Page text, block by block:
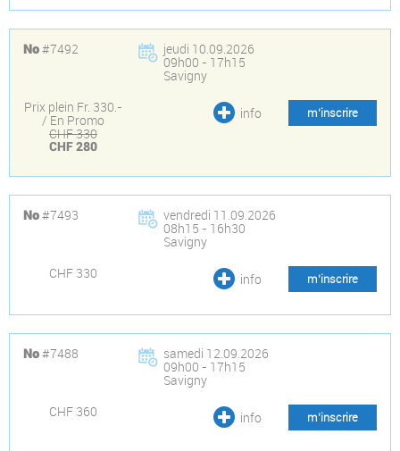
No#7492 jeudi 10.09.2026
09h00 - 17h15
Savigny
Prix plein Fr. 330.-
/ En Promo
CHF 330
CHF 280
info m’inscrire
No#7493 vendredi 11.09.2026
08h15 - 16h30
Savigny
CHF 330
info m’inscrire
No#7488 samedi 12.09.2026
09h00 - 17h15
Savigny
CHF 360
info m’inscrire